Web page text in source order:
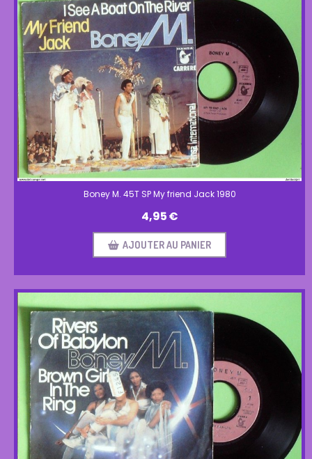
Boney M. 45T SP My friend Jack 1980
4,95€
AJOUTER AU PANIER